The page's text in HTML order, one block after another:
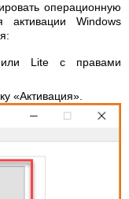
операционную
Windows
Lite с правами
«Активация».